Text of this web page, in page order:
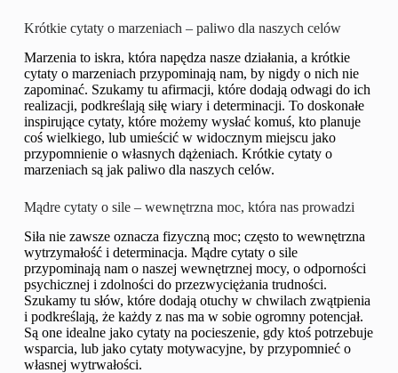
Krótkie cytaty o marzeniach – paliwo dla naszych celów
Marzenia to iskra, która napędza nasze działania, a krótkie
cytaty o marzeniach przypominają nam, by nigdy o nich nie
zapominać. Szukamy tu afirmacji, które dodają odwagi do ich
realizacji, podkreślają siłę wiary i determinacji. To doskonałe
inspirujące cytaty, które możemy wysłać komuś, kto planuje
coś wielkiego, lub umieścić w widocznym miejscu jako
przypomnienie o własnych dążeniach. Krótkie cytaty o
marzeniach są jak paliwo dla naszych celów.
Mądre cytaty o sile – wewnętrzna moc, która nas prowadzi
Siła nie zawsze oznacza fizyczną moc; często to wewnętrzna
wytrzymałość i determinacja. Mądre cytaty o sile
przypominają nam o naszej wewnętrznej mocy, o odporności
psychicznej i zdolności do przezwyciężania trudności.
Szukamy tu słów, które dodają otuchy w chwilach zwątpienia
i podkreślają, że każdy z nas ma w sobie ogromny potencjał.
Są one idealne jako cytaty na pocieszenie, gdy ktoś potrzebuje
wsparcia, lub jako cytaty motywacyjne, by przypomnieć o
własnej wytrwałości.